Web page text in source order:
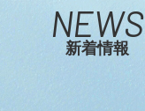
NEWS
新着情報